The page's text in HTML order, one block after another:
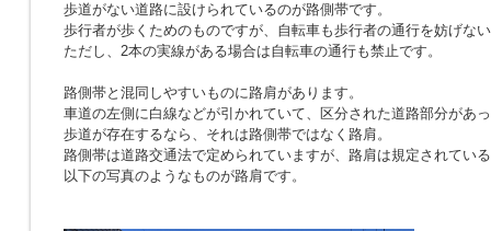
歩道がない道路に設けられているのが路側帯です。
歩行者が歩くためのものですが、自転車も歩行者の通行を妨げな
ただし、2本の実線がある場合は自転車の通行も禁止です。
路側帯と混同しやすいものに路肩があります。
車道の左側に白線などが引かれていて、区分された道路部分があ
歩道が存在するなら、それは路側帯ではなく路肩。
路側帯は道路交通法で定められていますが、路肩は規定されてい
以下の写真のようなものが路肩です。